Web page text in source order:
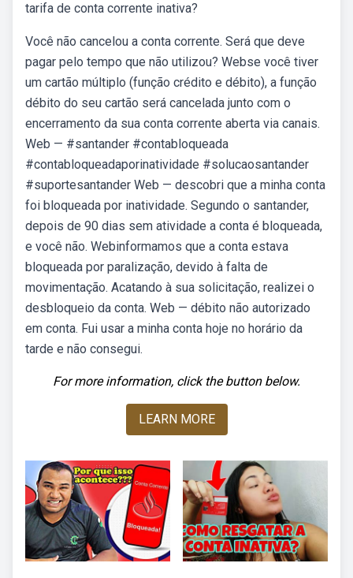
tarifa de conta corrente inativa?
Você não cancelou a conta corrente. Será que deve
pagar pelo tempo que não utilizou? Webse você tiver
um cartão múltiplo (função crédito e débito), a função
débito do seu cartão será cancelada junto com o
encerramento da sua conta corrente aberta via canais.
Web — #santander #contabloqueada
#contabloqueadaporinatividade #solucaosantander
#suportesantander Web — descobri que a minha conta
foi bloqueada por inatividade. Segundo o santander,
depois de 90 dias sem atividade a conta é bloqueada,
e você não. Webinformamos que a conta estava
bloqueada por paralização, devido à falta de
movimentação. Acatando à sua solicitação, realizei o
desbloqueio da conta. Web — débito não autorizado
em conta. Fui usar a minha conta hoje no horário da
tarde e não consegui.
For more information, click the button below.
LEARN MORE